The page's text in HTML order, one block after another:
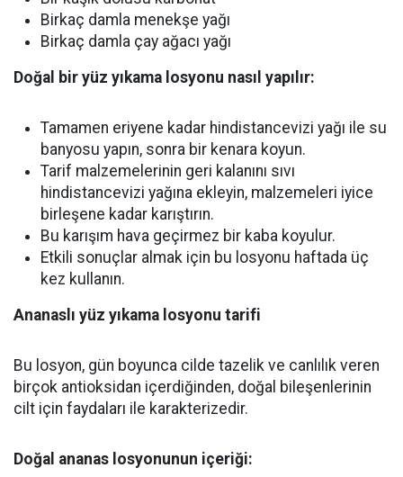
Birkaç damla menekşe yağı
Birkaç damla çay ağacı yağı
Doğal bir yüz yıkama losyonu nasıl yapılır:
Tamamen eriyene kadar hindistancevizi yağı ile su
banyosu yapın, sonra bir kenara koyun.
Tarif malzemelerinin geri kalanını sıvı
hindistancevizi yağına ekleyin, malzemeleri iyice
birleşene kadar karıştırın.
Bu karışım hava geçirmez bir kaba koyulur.
Etkili sonuçlar almak için bu losyonu haftada üç
kez kullanın.
Ananaslı yüz yıkama losyonu tarifi
Bu losyon, gün boyunca cilde tazelik ve canlılık veren
birçok antioksidan içerdiğinden, doğal bileşenlerinin
cilt için faydaları ile karakterizedir.
Doğal ananas losyonunun içeriği: